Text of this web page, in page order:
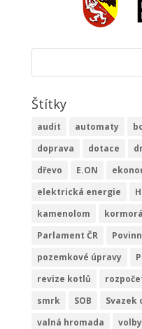
Štítky
audit automaty
doprava
dotace
dřevo
E.ON
elektrická energie
kamenolom
Parlament ČR
pozemkové úpravy
revize kotlů
smrk
SOB Svazek
valná hromada
volby